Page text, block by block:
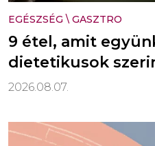
EGÉSZSÉG \ GASZTRO
9 étel, amit
dietetikusok
2026.08.07.